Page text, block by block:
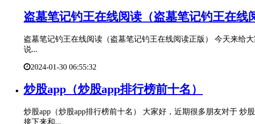
盗墓笔记钓王在线阅读（盗墓笔记钓王在线
盗墓笔记钓王在线阅读（盗墓笔记钓王在线阅读正版） 今天来给
说...
2024-01-30 06:55:32
​炒股app（炒股app排行榜前十名）
炒股app（炒股app排行榜前十名） 大家好，近期很多朋友对于 炒
接下来和...